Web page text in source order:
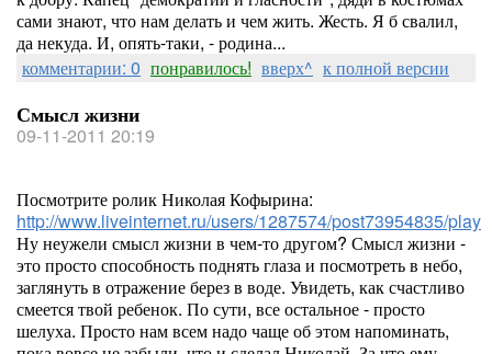
сами знают, что нам делать и чем жить. Жесть. Я б свалил,
да некуда. И, опять-таки, - родина...
комментарии: 0 понравилось! вверх^ к полной версии
Смысл жизни
09-11-2011 20:19
Посмотрите ролик Николая Кофырина:
http://www.liveinternet.ru/users/1287574/post73954835/play
Ну неужели смысл жизни в чем-то другом? Смысл жизни -
это просто способность поднять глаза и посмотреть в небо,
заглянуть в отражение берез в воде. Увидеть, как счастливо
смеется твой ребенок. По сути, все остальное - просто
шелуха. Просто нам всем надо чаще об этом напоминать,